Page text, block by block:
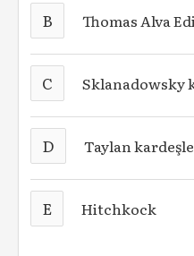
B Thomas Alva
C Sklanadowsky
D Taylan
E Hitchkock